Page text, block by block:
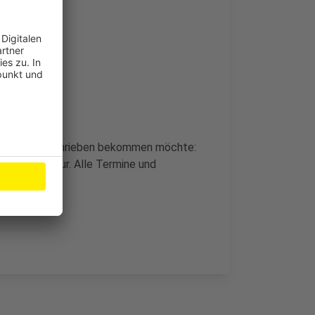
verschrieben bekommen möchte:
auf Tour. Alle Termine und